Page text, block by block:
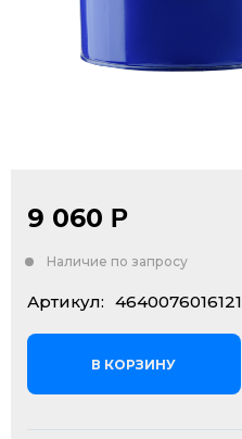
9 060 Р
Наличие по запросу
Артикул: 4640076016121
В КОРЗИНУ